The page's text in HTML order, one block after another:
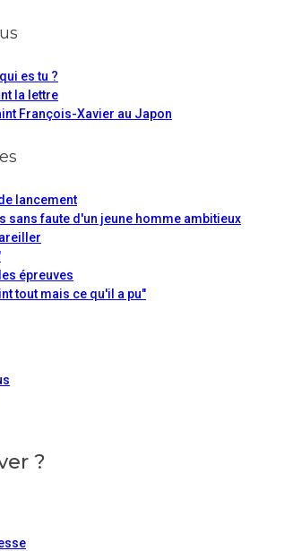
es tu ?
la lettre
François-Xavier au Japon
lancement
sans faute d'un jeune homme ambitieux
épreuves
tout mais ce qu'il a pu"
?